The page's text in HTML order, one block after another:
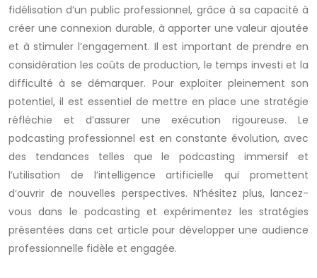
fidélisation d’un public professionnel, grâce à sa capacité à
créer une connexion durable, à apporter une valeur ajoutée
et à stimuler l’engagement. Il est important de prendre en
considération les coûts de production, le temps investi et la
difficulté à se démarquer. Pour exploiter pleinement son
potentiel, il est essentiel de mettre en place une stratégie
réfléchie et d’assurer une exécution rigoureuse. Le
podcasting professionnel est en constante évolution, avec
des tendances telles que le podcasting immersif et
l’utilisation de l’intelligence artificielle qui promettent
d’ouvrir de nouvelles perspectives. N’hésitez plus, lancez-
vous dans le podcasting et expérimentez les stratégies
présentées dans cet article pour développer une audience
professionnelle fidèle et engagée.